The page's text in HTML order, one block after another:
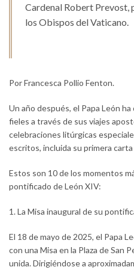
Cardenal Robert
los Obispos del Vaticano.
Por Francesca Pollio Fenton.
Un año después, el Papa León
fieles a través de sus viajes
celebraciones litúrgicas
escritos, incluida su primera
Estos son 10 de los momentos
pontificado de León XIV:
1. La Misa inaugural de su
El 18 de mayo de 2025, el Papa
con una Misa en la Plaza de San
unida. Dirigiéndose a